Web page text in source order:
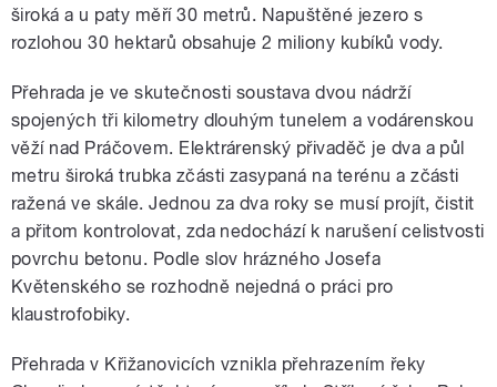
široká a u paty měří 30 metrů. Napuštěné jezero s
rozlohou 30 hektarů obsahuje 2 miliony kubíků vody.
Přehrada je ve skutečnosti soustava dvou nádrží
spojených tři kilometry dlouhým tunelem a vodárenskou
věží nad Práčovem. Elektrárenský přivaděč je dva a půl
metru široká trubka zčásti zasypaná na terénu a zčásti
ražená ve skále. Jednou za dva roky se musí projít, čistit
a přitom kontrolovat, zda nedochází k narušení celistvosti
povrchu betonu. Podle slov hrázného Josefa
Květenského se rozhodně nejedná o práci pro
klaustrofobiky.
Přehrada v Křižanovicích vznikla přehrazením řeky